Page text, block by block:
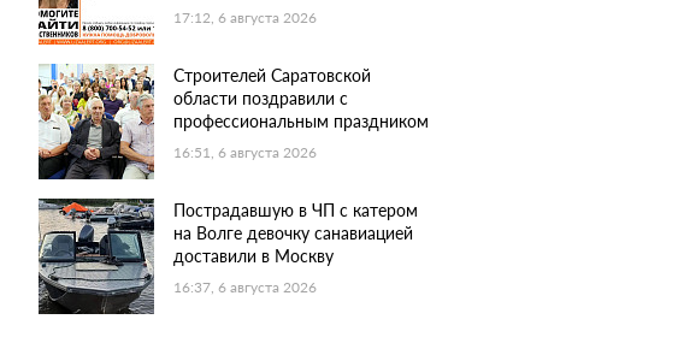
17:12, 6 августа 2026
Строителей Саратовской
области поздравили с
профессиональным праздником
16:51, 6 августа 2026
Пострадавшую в ЧП с катером
на Волге девочку санавиацией
доставили в Москву
16:37, 6 августа 2026